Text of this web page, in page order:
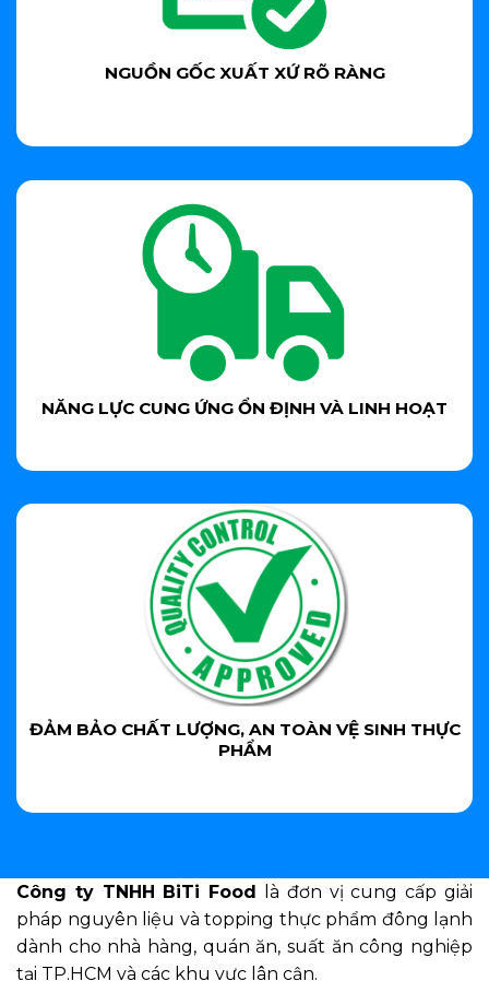
NGUỒN GỐC XUẤT XỨ RÕ RÀNG
NĂNG LỰC CUNG ỨNG ỔN ĐỊNH VÀ LINH HOẠT
ĐẢM BẢO CHẤT LƯỢNG, AN TOÀN VỆ SINH THỰC
PHẨM
Công ty TNHH BiTi Food là đơn vị cung cấp giải
pháp nguyên liệu và topping thực phẩm đông lạnh
dành cho nhà hàng, quán ăn, suất ăn công nghiệp
tại TP.HCM và các khu vực lân cận.